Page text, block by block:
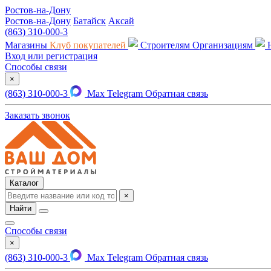
Ростов-на-Дону
Ростов-на-Дону Батайск Аксай
(863) 310-000-3
Магазины Клуб покупателей Строителям Организациям
Вход или регистрация
Способы связи
×
(863) 310-000-3 Max Telegram Обратная связь
Заказать звонок
Каталог
×
Найти
Способы связи
×
(863) 310-000-3 Max Telegram Обратная связь